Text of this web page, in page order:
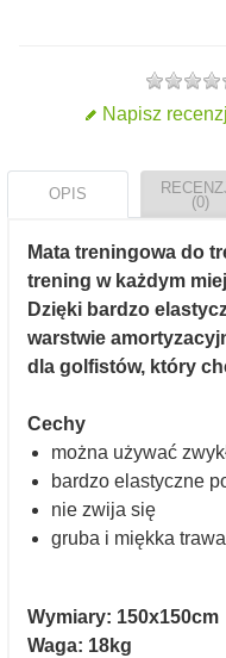
Napisz
OPIS
(0)
Mata treningowa do
trening w każdym
Dzięki bardzo
warstwie
dla golfistów, który
Cechy
można używać
bardzo elastyczne
nie zwija się
gruba i miękka trawa
Wymiary: 150x150cm
Waga: 18kg